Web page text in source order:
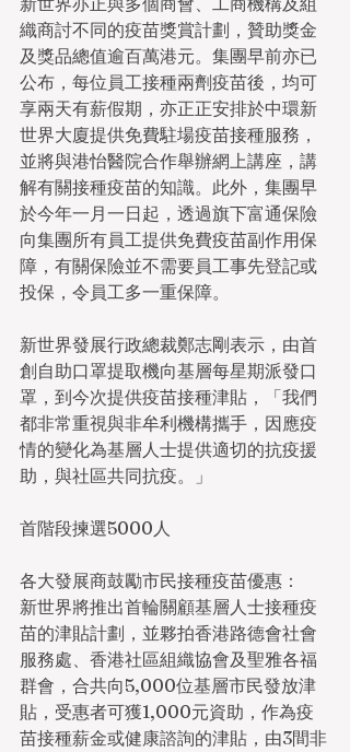
織商討不同的疫苗獎賞計劃，贊助獎金
及獎品總值逾百萬港元。集團早前亦已
公布，每位員工接種兩劑疫苗後，均可
享兩天有薪假期，亦正正安排於中環新
世界大廈提供免費駐場疫苗接種服務，
並將與港怡醫院合作舉辦網上講座，講
解有關接種疫苗的知識。此外，集團早
於今年一月一日起，透過旗下富通保險
向集團所有員工提供免費疫苗副作用保
障，有關保險並不需要員工事先登記或
投保，令員工多一重保障。
新世界發展行政總裁鄭志剛表示，由首
創自助口罩提取機向基層每星期派發口
罩，到今次提供疫苗接種津貼，「我們
都非常重視與非牟利機構攜手，因應疫
情的變化為基層人士提供適切的抗疫援
助，與社區共同抗疫。」
首階段揀選5000人
各大發展商鼓勵市民接種疫苗優惠：
新世界將推出首輪關顧基層人士接種疫
苗的津貼計劃，並夥拍香港路德會社會
服務處、香港社區組織協會及聖雅各福
群會，合共向5,000位基層市民發放津
貼，受惠者可獲1,000元資助，作為疫
苗接種薪金或健康諮詢的津貼，由3間非